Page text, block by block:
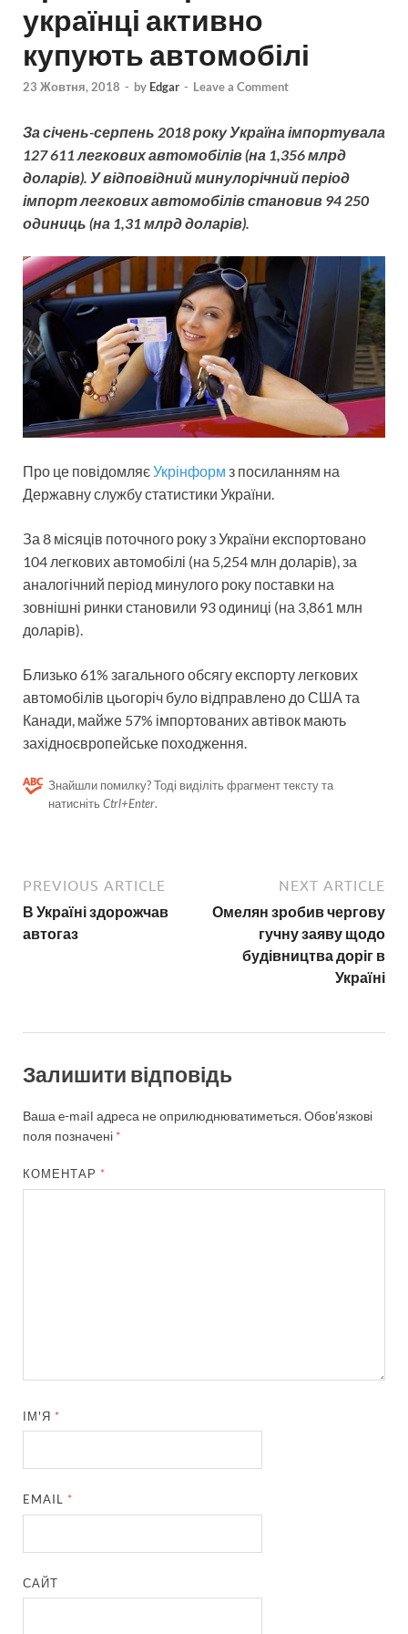
українці активно
купують автомобілі
23 Жовтня, 2018 - by Edgar - Leave a Comment
За січень-серпень 2018 року Україна імпортувала
127 611 легкових автомобілів (на 1,356 млрд
доларів). У відповідний минулорічний період
імпорт легкових автомобілів становив 94 250
одиниць (на 1,31 млрд доларів).
Про це повідомляєУкрінформ з посиланням на
Державну службу статистики України.
За 8 місяців поточного року з України експортовано
104 легкових автомобілі (на 5,254 млн доларів), за
аналогічний період минулого року поставки на
зовнішні ринки становили 93 одиниці (на 3,861 млн
доларів).
Близько 61% загального обсягу експорту легкових
автомобілів цьогоріч було відправлено до США та
Канади, майже 57% імпортованих автівок мають
західноєвропейське походження.
Знайшли помилку? Тоді виділіть фрагмент тексту та
натисніть Ctrl+Enter.
PREVIOUS ARTICLE
В Україні здорожчав
автогаз
NEXT ARTICLE
Омелян зробив чергову
гучну заяву щодо
будівництва доріг в
Україні
Залишити відповідь
Ваша e-mail адреса не оприлюднюватиметься.Обов’язкові
поля позначені *
КОМЕНТАР *
ІМ'Я *
EMAIL *
САЙТ